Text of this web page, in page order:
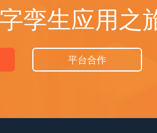
孪生应用之
平台合作